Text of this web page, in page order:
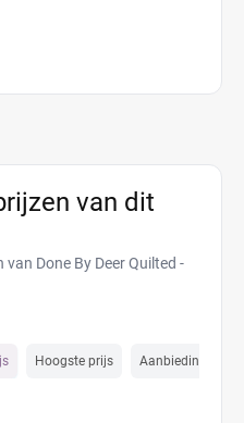
van dit
Done By Deer Quilted -
Hoogste prijs Aanbiedings prijs